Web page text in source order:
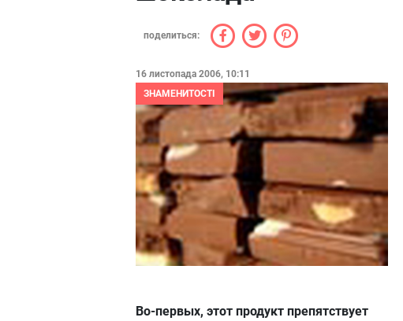
поделиться:
16 листопада 2006, 10:11
ЗНАМЕНИТОСТІ
Во-первых, этот продукт препятствует